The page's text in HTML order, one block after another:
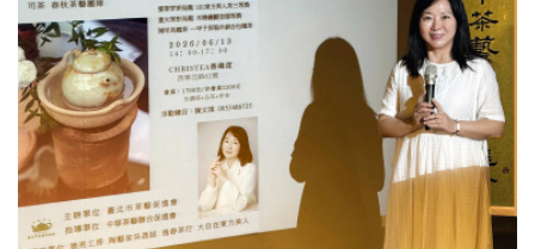
與全球石油供應，因為德黑蘭（Tehran）為了報復美以的空
襲，封鎖了關鍵的荷姆茲海峽（Strait of Hormuz）。在白
宮記者會上，1名記者提到有報導透露，以色列總理納坦雅
胡（Benjamin Netanyahu）對該協議感到極度憤怒。范斯
回應稱，他沒有聽過納坦雅胡本人有這樣的說法，但他批評
以色列的內閣成員，稱這些人不僅攻擊協議，也對川普進行
人身攻擊。據悉，以色列極右翼國家安全部長班吉維爾
（Itamar Ben-Gvir）稍早嚴厲譴責了美伊和平協議，並堅持